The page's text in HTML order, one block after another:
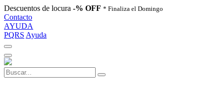
Descuentos de locura -% OFF * Finaliza el Domingo
Contacto
AYUDA
PQRS Ayuda